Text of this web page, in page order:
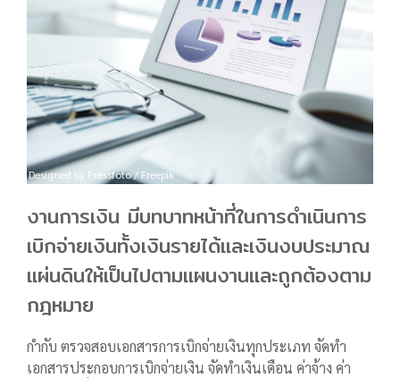
Designed by Pressfoto / Freepik
งานการเงิน มีบทบาทหน้าที่ในการดำเนินการ
เบิกจ่ายเงินทั้งเงินรายได้และเงินงบประมาณ
แผ่นดินให้เป็นไปตามแผนงานและถูกต้องตาม
กฎหมาย
กำกับ ตรวจสอบเอกสารการเบิกจ่ายเงินทุกประเภท จัดทำ
เอกสารประกอบการเบิกจ่ายเงิน จัดทำเงินเดือน ค่าจ้าง ค่า